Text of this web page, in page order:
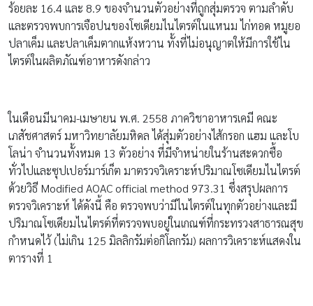
ร้อยละ 16.4 และ 8.9 ของจำนวนตัวอย่างที่ถูกสุ่มตรวจ ตามลำดับ
และตรวจพบการเจือปนของโซเดียมไนไตรต์ในแหนม ไก่ทอด หมูยอ
ปลาเค็ม และปลาเค็มตากแห้งหวาน ทั้งที่ไม่อนุญาตให้มีการใช้ไน
ไตรต์ในผลิตภัณฑ์อาหารดังกล่าว
ในเดือนมีนาคม-เมษายน พ.ศ. 2558 ภาควิชาอาหารเคมี คณะ
เภสัชศาสตร์ มหาวิทยาลัยมหิดล ได้สุ่มตัวอย่างไส้กรอก แฮม และโบ
โลน่า จำนวนทั้งหมด 13 ตัวอย่าง ที่มีจำหน่ายในร้านสะดวกซื้อ
ทั่วไปและซุปเปอร์มาร์เก็ต มาตรวจวิเคราะห์ปริมาณโซเดียมไนไตรต์
ด้วยวิธี Modified AOAC official method 973.31 ซึ่งสรุปผลการ
ตรวจวิเคราะห์ ได้ดังนี้ คือ ตรวจพบว่ามีไนไตรต์ในทุกตัวอย่างและมี
ปริมาณโซเดียมไนไตรต์ที่ตรวจพบอยู่ในเกณฑ์ที่กระทรวงสาธารณสุข
กำหนดไว้ (ไม่เกิน 125 มิลลิกรัมต่อกิโลกรัม) ผลการวิเคราะห์แสดงใน
ตารางที่ 1